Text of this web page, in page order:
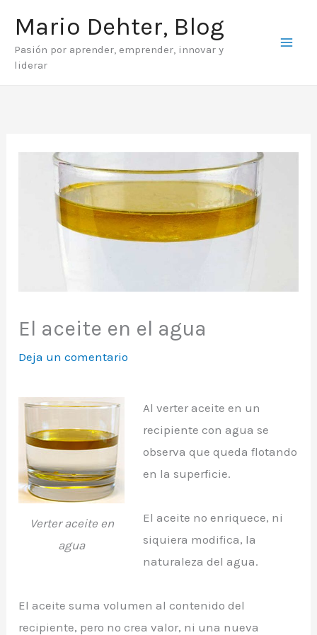
contenido
Mario Dehter, Blog
Pasión por aprender, emprender, innovar y
liderar
El aceite en el agua
Deja un comentario
Verter aceite en
agua
Al verter aceite en un
recipiente con agua se
observa que queda flotando
en la superficie.
El aceite no enriquece, ni
siquiera modifica, la
naturaleza del agua.
El aceite suma volumen al contenido del
recipiente, pero no crea valor, ni una nueva